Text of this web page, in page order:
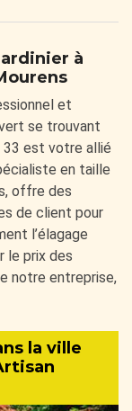
à
et
se trouvant
33 est votre allié
en taille
offre des
de client pour
l’élagage
le prix des
notre entreprise,
la ville